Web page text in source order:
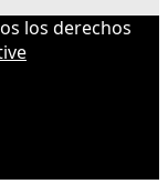
los derechos